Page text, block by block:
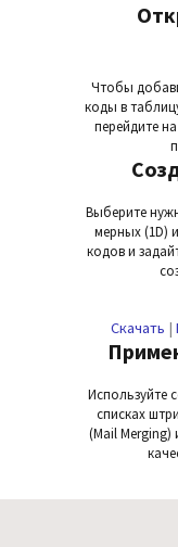
Чтобы
коды в
перейдите
Выберите
мерных (1D)
кодов и
Скачать |
Используйте
списках
(Mail Merging)